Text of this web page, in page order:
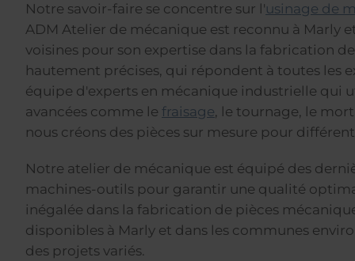
Notre savoir-faire se concentre sur l'usinage de
ADM Atelier de mécanique est reconnu à Marly
voisines pour son expertise dans la fabrication
hautement précises, qui répondent à toutes les
équipe d'experts en mécanique industrielle qui
avancées comme le fraisage, le tournage, le
nous créons des pièces sur mesure pour
Notre atelier de mécanique est équipé des
machines-outils pour garantir une qualité
inégalée dans la fabrication de pièces
disponibles à Marly et dans les communes
des projets variés.